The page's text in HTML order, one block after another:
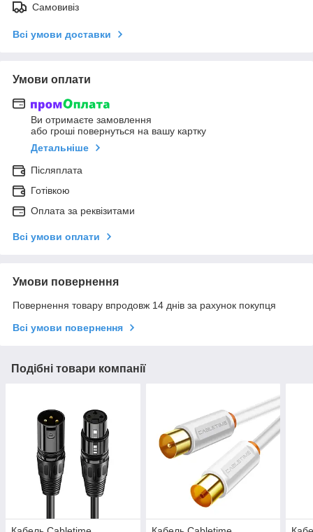
Самовивіз
Всі умови доставки
Умови оплати
Ви отримаєте замовлення
або гроші повернуться на вашу картку
Детальніше
Післяплата
Готівкою
Оплата за реквізитами
Всі умови оплати
Умови повернення
Повернення товару впродовж 14 днів за рахунок покупця
Всі умови повернення
Подібні товари компанії